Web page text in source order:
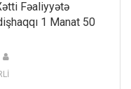
Fəaliyyətə
1 Manat 50